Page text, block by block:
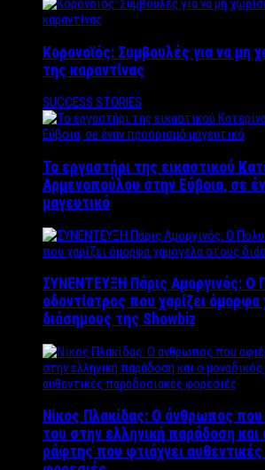
Κορονοϊός: Συμβουλές για να μη
της καραντίνας
SUCCESS STORIES
Το εργαστήρι της εικαστικού
Αρμενοπούλου στην Εύβοια, σε
μαγευτικό
ΣΥΝΕΝΤΕΥΞΗ Πάρις Αμοργινός: O
οδοντίατρος που χαρίζει
διάσημους της Showbiz
Νίκος Πλακίδας: O άνθρωπος
του στην ελληνική παράδοση και
ράφτης που φτιάχνει